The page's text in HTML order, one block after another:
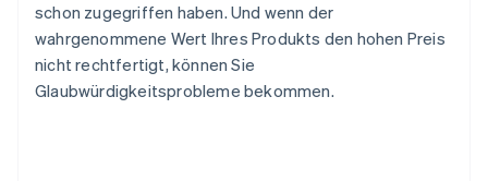
schon zugegriffen haben. Und wenn der
wahrgenommene Wert Ihres Produkts den hohen Preis
nicht rechtfertigt, können Sie
Glaubwürdigkeitsprobleme bekommen.